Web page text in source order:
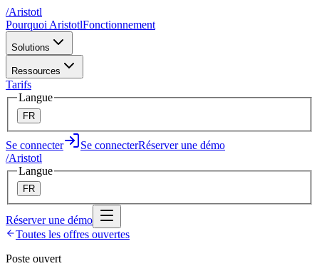
/Aristotl
Pourquoi AristotlFonctionnement
Solutions
Ressources
Tarifs
Langue
FR
Se connecter Se connecterRéserver une démo
/Aristotl
Langue
FR
Réserver une démo
Toutes les offres ouvertes
Poste ouvert